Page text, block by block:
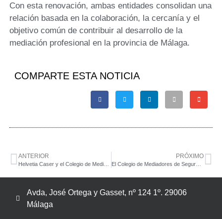
Con esta renovación, ambas entidades consolidan una
relación basada en la colaboración, la cercanía y el
objetivo común de contribuir al desarrollo de la
mediación profesional en la provincia de Málaga.
COMPARTE ESTA NOTICIA
ANTERIOR
Helvetia Caser y el Colegio de Mediadores de Seguros de Málaga renuevan su acuerdo de colaboración
PRÓXIMO
El Colegio de Mediadores de Seguros de Málaga y AXA renuevan su alianza para seguir impulsando la mediación profesional.
Avda, José Ortega y Gasset, nº 124 1º. 29006
Málaga